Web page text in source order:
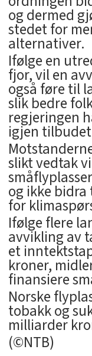
og dermed
stedet for
alternativer.
Ifølge en
fjor, vil en
også føre til
slik bedre
regjeringen
igjen
slikt vedtak
og ikke bidra
for
Ifølge flere
avvikling av
et
kroner,
finansiere
Norske
tobakk og
milliarder
(©NTB)